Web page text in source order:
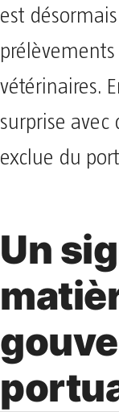
est
prélèvements
vétérinaires.
surprise avec
exclue du
Un